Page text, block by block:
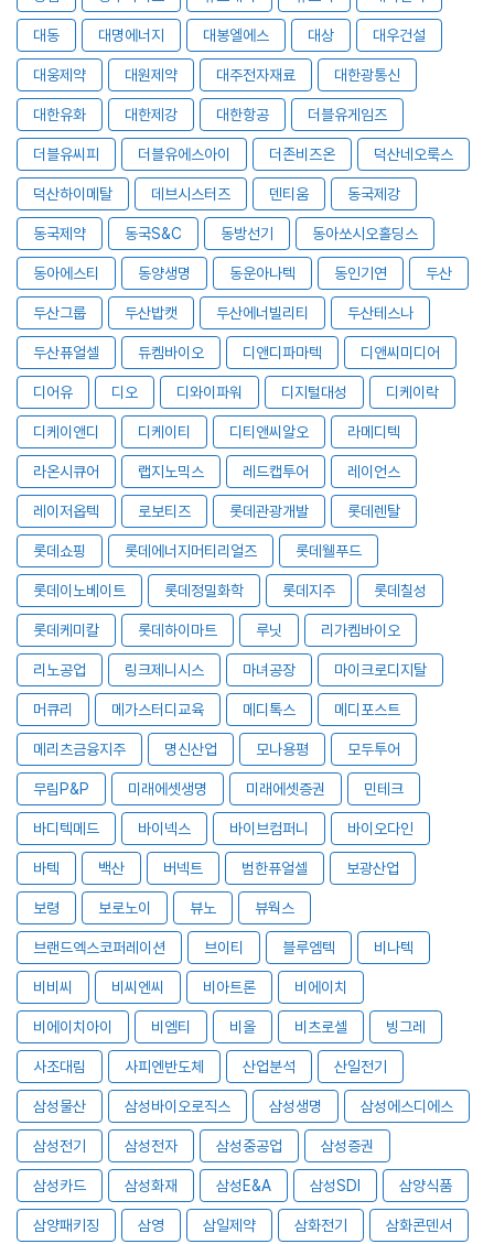
대동 대명에너지 대봉엘에스 대상 대우건설
대웅제약 대원제약 대주전자재료 대한광통신
대한유화 대한제강 대한항공 더블유게임즈
더블유씨피 더블유에스아이 더존비즈온 덕산네오룩스
덕산하이메탈 데브시스터즈 덴티움 동국제강
동국제약 동국S&C 동방선기 동아쏘시오홀딩스
동아에스티 동양생명 동운아나텍 동인기연 두산
두산그룹 두산밥캣 두산에너빌리티 두산테스나
두산퓨얼셀 듀켐바이오 디앤디파마텍 디앤씨미디어
디어유 디오 디와이파워 디지털대성 디케이락
디케이앤디 디케이티 디티앤씨알오 라메디텍
라온시큐어 랩지노믹스 레드캡투어 레이언스
레이저옵텍 로보티즈 롯데관광개발 롯데렌탈
롯데쇼핑 롯데에너지머티리얼즈 롯데웰푸드
롯데이노베이트 롯데정밀화학 롯데지주 롯데칠성
롯데케미칼 롯데하이마트 루닛 리가켐바이오
리노공업 링크제니시스 마녀공장 마이크로디지탈
머큐리 메가스터디교육 메디톡스 메디포스트
메리츠금융지주 명신산업 모나용평 모두투어
무림P&P 미래에셋생명 미래에셋증권 민테크
바디텍메드 바이넥스 바이브컴퍼니 바이오다인
바텍 백산 버넥트 범한퓨얼셀 보광산업
보령 보로노이 뷰노 뷰웍스
브랜드엑스코퍼레이션 브이티 블루엠텍 비나텍
비비씨 비씨엔씨 비아트론 비에이치
비에이치아이 비엠티 비올 비츠로셀 빙그레
사조대림 사피엔반도체 산업분석 산일전기
삼성물산 삼성바이오로직스 삼성생명 삼성에스디에스
삼성전기 삼성전자 삼성중공업 삼성증권
삼성카드 삼성화재 삼성E&A 삼성SDI 삼양식품
삼양패키징 삼영 삼일제약 삼화전기 삼화콘덴서